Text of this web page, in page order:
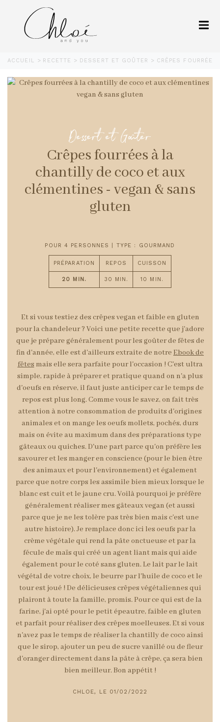
ACCUEIL RECETTE DESSERT ET GOÛTER CRÊPES
Dessert et Goûter
Crêpes fourrées à la
chantilly de coco et aux
clémentines - vegan & sans
gluten
POUR 4 PERSONNES | TYPE : GOURMAND
PRÉPARATION REPOS CUISSON
20 MIN. 30 MIN. 10 MIN.
Et si vous testiez des crêpes vegan et faible en gluten
pour la chandeleur ? Voici une petite recette que j'adore
que je prépare généralement pour les goûter de fêtes de
fin d'année, elle est d'ailleurs extraite de notre Ebook de
fêtes mais elle sera parfaite pour l'occasion ! C'est ultra
simple, rapide à préparer et pratique quand on n'a plus
d'oeufs en réserve, il faut juste anticiper car le temps de
repos est plus long. Comme vous le savez, on fait très
attention à notre consommation de produits d'origines
animales et on mange les oeufs mollets, pochés, durs
mais on évite au maximum dans des préparations type
gâteaux ou quiches. D'une part parce qu'on préfère les
savourer et les manger en conscience (pour le bien être
des animaux et pour l'environnement) et également
parce que notre corps les assimile bien mieux lorsque le
blanc est cuit et le jaune cru. Voilà pourquoi je préfère
généralement réaliser mes gâteaux vegan (et aussi
parce que je ne les tolère pas très bien mais c'est une
autre histoire). Je remplace donc ici les oeufs parla
crème végétale qui rend la pâte onctueuse et par la
fécule de maïs qui créé un agent liant mais qui aide
également pour le coté sans gluten. Le lait par le lait
végétal de votre choix, le beurre par l'huile de coco et le
tour est joué ! De délicieuses crêpes végétaliennes qui
plairont à toute la famille, promis. Pour ce qui est de la
farine, j'ai opté pour le petit épeautre, faible en gluten
et parfait pour réaliser des crêpes moelleuses. Et si vous
n'avez pas le temps de réaliser la chantilly de coco ainsi
que le sirop, ajouter un peu de sucre vanillé ou de fleur
d'oranger directement dans la pâte à crêpe, ça sera bien
bien meilleur. Bon appétit!
CHLOE, LE 01/02/2022